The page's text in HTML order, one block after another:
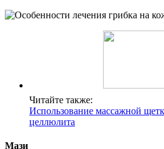
Читайте также:
Использование массажной
целлюлита
Мази